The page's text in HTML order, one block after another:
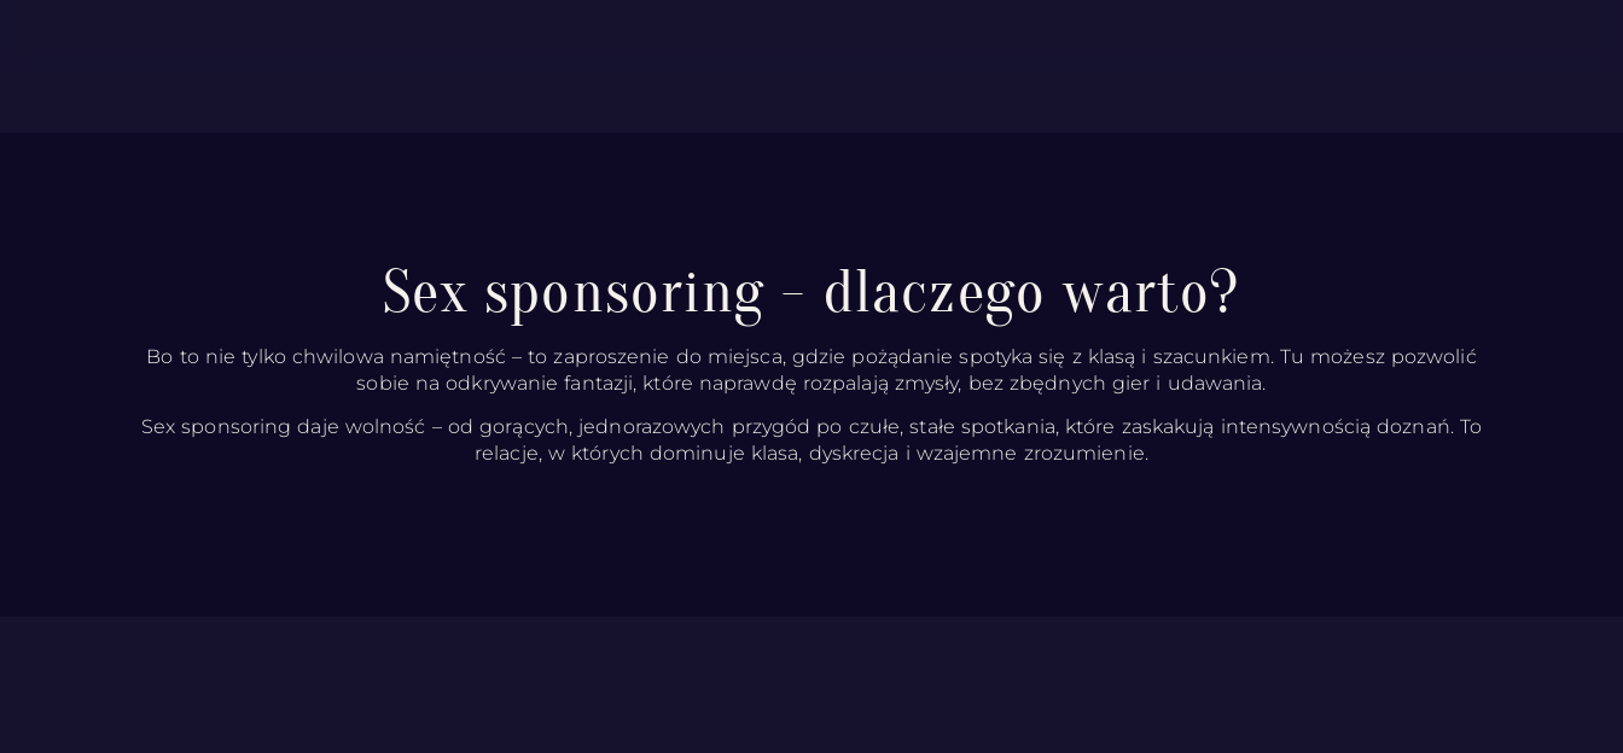
Sex sponsoring - dlaczego warto?
Bo to nie tylko chwilowa namiętność – to zaproszenie do miejsca, gdzie pożądanie spotyka się z klasą i szacunkiem. Tu możesz pozwolić
sobie na odkrywanie fantazji, które naprawdę rozpalają zmysły, bez zbędnych gier i udawania.
Sex sponsoring daje wolność – od gorących, jednorazowych przygód po czułe, stałe spotkania, które zaskakują intensywnością doznań. To
relacje, w których dominuje klasa, dyskrecja i wzajemne zrozumienie.